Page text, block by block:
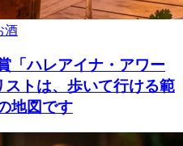
酒
「ハレアイナ・アワー
トは、歩いて行ける範
地図です